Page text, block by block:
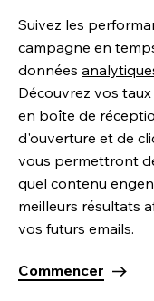
Suivez les
campagne en
données
Découvrez vos
en boîte de
d'ouverture et de
vous permettront
quel contenu
meilleurs résultats
vos futurs emails.
Commencer